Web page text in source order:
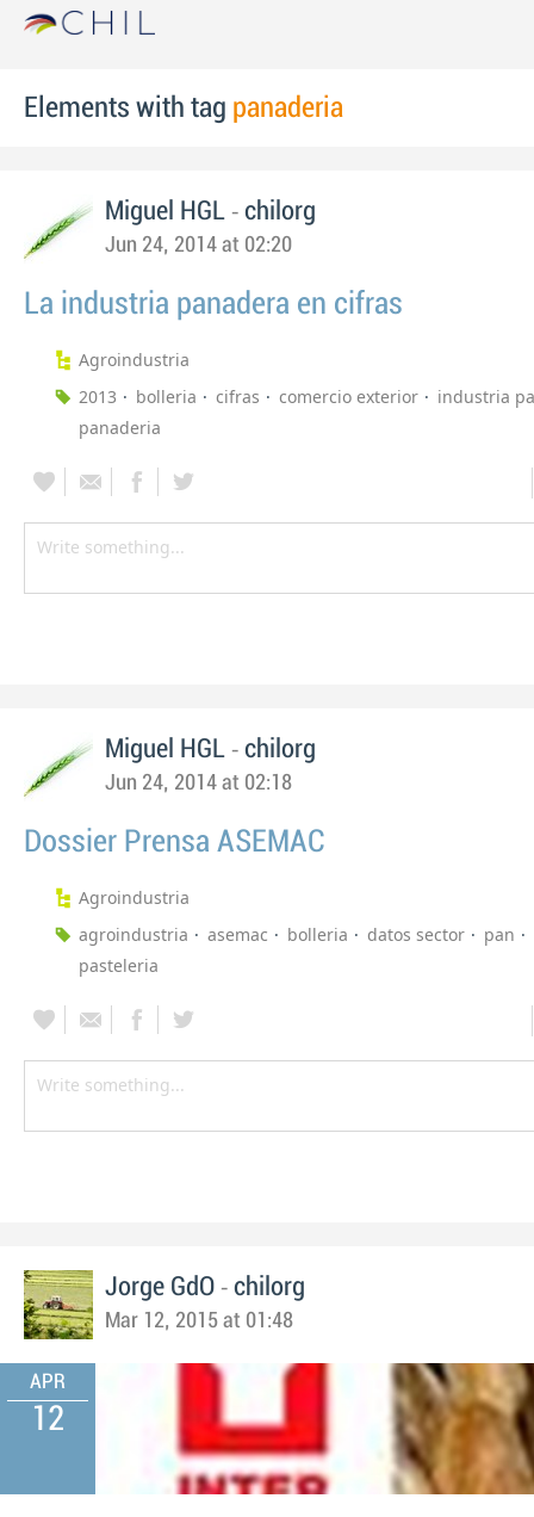
Elements with tag panaderia
Miguel HGL - chilorg
Jun 24, 2014 at 02:20
La industria panadera en cifras
Agroindustria
2013
bolleria cifras comercio exterior
industria
panaderia
Miguel HGL - chilorg
Jun 24, 2014 at 02:18
Dossier Prensa ASEMAC
Agroindustria
agroindustria
asemac bolleria datos sector
pan
pasteleria
Jorge GdO - chilorg
Mar 12, 2015 at 01:48
APR
12